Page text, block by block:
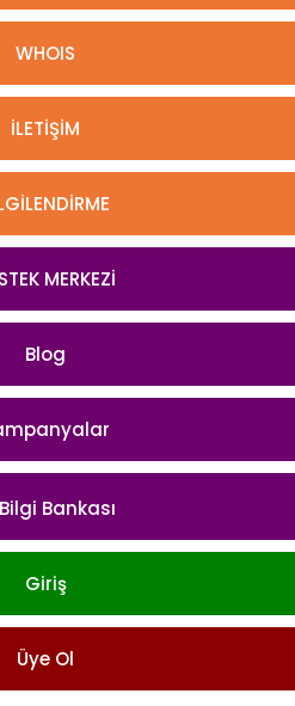
WHOIS
İLETİŞİM
MERKEZİ
Blog
Bilgi Bankası
Giriş
Üye Ol